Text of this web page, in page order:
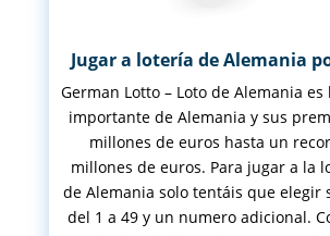
Jugar a lotería de Alemania
German Lotto – Loto de Alemania
importante de Alemania y sus
millones de euros hasta un
millones de euros. Para jugar a la
de Alemania solo tentáis que elegir
del 1 a 49 y un numero adicional.